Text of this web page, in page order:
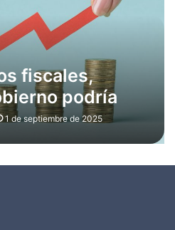
fiscales,
podría
del PIB en
1 de septiembre de 2025